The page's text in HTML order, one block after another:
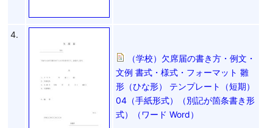
4.
（学校）欠席届の書き方・例文・
文例 書式・様式・フォーマット 雛
形（ひな形） テンプレート（短期）
04（手紙形式）（別記が箇条書き形
式）（ワード Word）